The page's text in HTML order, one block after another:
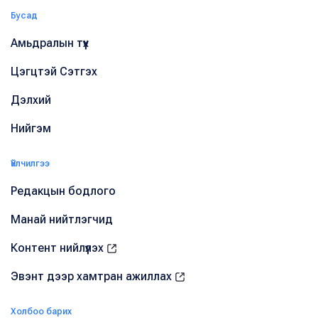
Бусад
Амьдралын түүх
Цэгцтэй Сэтгэх
Дэлхий
Нийгэм
Үйлчилгээ
Редакцын бодлого
Манай нийтлэгчид
Контент нийлүүлэх
Эвэнт дээр хамтран ажиллах
Холбоо барих